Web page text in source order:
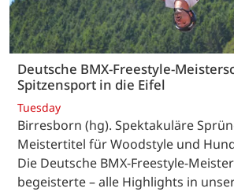
Deutsche BMX-Freestyle-
Spitzensport in die Eifel
Tuesday
Birresborn (hg). Spektakuläre
Meistertitel für Woodstyle und
Die Deutsche BMX-Freestyle-
begeisterte – alle Highlights in